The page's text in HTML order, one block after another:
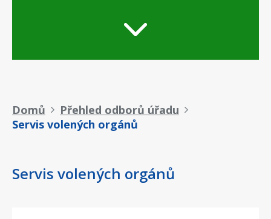
Drobečková
navigace
Domů
Přehled odborů úřadu
Servis volených orgánů
Servis volených orgánů